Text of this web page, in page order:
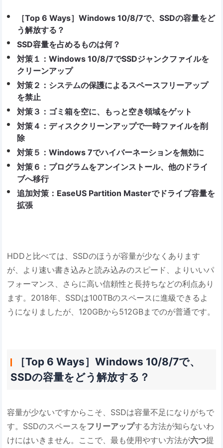
［Top 6 Ways］Windows 10/8/7で、SSDの容量をど
う解放する？
SSD容量を占めるものは何？
対策１：Windows 10/8/7でSSDジャンクファイルを
クリーンアップ
対策２：システムの保護によるスペースフリーアップ
を禁止
対策３：ゴミ箱を空に、もっと空き領域をゲット
対策４：ディスククリーンアップで一時ファイルを削
除
対策５：Windows 7でハイバーネーションを無効に
対策６：プログラムをアンインストール、他のドライ
ブへ移行
追加対策：EaseUS Partition Masterでドライブ容量を
拡張
HDDと比べては、SSDのほうが容量が少なくあります
が、より速い書き込みと読み込みのスピード、よりいいパ
フォーマンス、さらに高い信頼性と長持ちなどの利点あり
ます。2018年、SSDは100TBのスペースに進級できるよ
うになりましたが、120GBから512GBまでのが普通です。
［Top 6 Ways］Windows 10/8/7で、
SSDの容量をどう解放する？
容量が少ないですからこそ、SSDは容量不足になりがちで
す。SSDのスペースをフリーアップする方法が知らないわ
けにはいきません。ここで、最も使用やすい方法が六つ提